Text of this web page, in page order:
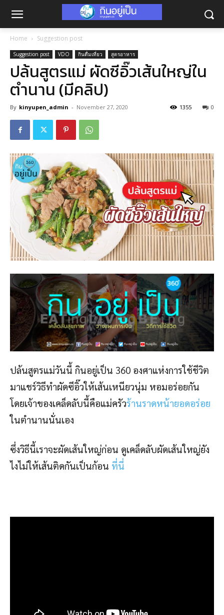
Home Suggestion post
Suggestion post VDO กินดื่มเที่ยว สูตรอาหาร
ปล้นสูตรแม่ ผัดซีอิ๊วเส้นใหญ่ใน
ตำนาน (มีคลิป)
By kinyupen_admin - November 27, 2020 0
1355
ปล้นสูตรแม่วันนี้ กินอยู่เป็น 360 องศาแห่งการใช้ชีวิต
มาแชร์วิธีทำผัดซีอิ๊วให้เส้นเหนียวนุ่ม หอมอร่อยกัน
โดยเจ้าของเคล็ดลับนี้คือแม่ครัวร้านราดหน้ายอดอร่อย
ในตำนานนั่นเอง
ซึ่งวิธีนี้เราจะผัดเส้นใหญ่ก่อน ดูเคล็ดลับผัดเส้นใหญ่ยัง
ไงไม่ให้เส้นติดกันเป็นก้อน ที่นี่